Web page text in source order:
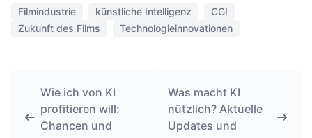
Filmindustrie künstliche Intelligenz
CGI
Zukunft des Films
Technologieinnovationen
Wie ich von KI
profitieren will:
Chancen und
Was macht KI
nützlich? Aktuelle
Updates und